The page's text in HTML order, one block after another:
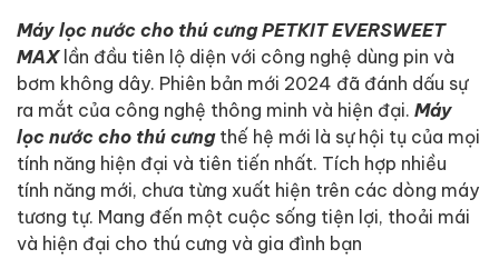
Máy lọc nước cho thú cưng PETKIT EVERSWEET
MAX lần đầu tiên lộ diện với công nghệ dùng pin và
bơm không dây. Phiên bản mới 2024 đã đánh dấu sự
ra mắt của công nghệ thông minh và hiện đại. Máy
lọc nước cho thú cưngthế hệ mới là sự hội tụ của mọi
tính năng hiện đại và tiên tiến nhất. Tích hợp nhiều
tính năng mới, chưa từng xuất hiện trên các dòng máy
tương tự. Mang đến một cuộc sống tiện lợi, thoải mái
và hiện đại cho thú cưng và gia đình bạn